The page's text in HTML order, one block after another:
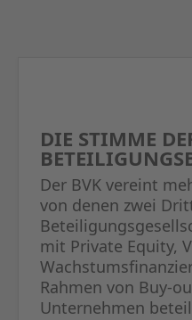
DIE STIMME
Der BVK vereint
von denen zwei
mit Private Equity,
Rahmen von Buy-
Unternehmen